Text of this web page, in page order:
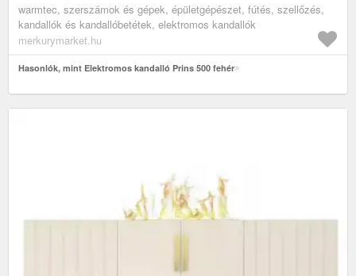
warmtec, szerszámok és gépek, épületgépészet, fútés, szellőzés,
kandallók és kandallóbetétek, elektromos kandallók
merkurymarket.hu
Hasonlók, mint Elektromos kandalló Prins 500 fehér